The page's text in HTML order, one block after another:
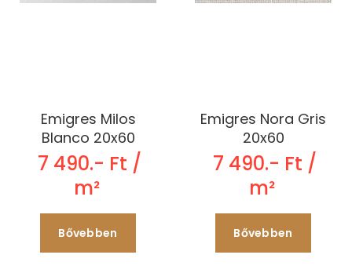
Emigres Milos
Blanco 20x60
7 490.- Ft /
m²
Bővebben
Emigres Nora Gris
20x60
7 490.- Ft /
m²
Bővebben